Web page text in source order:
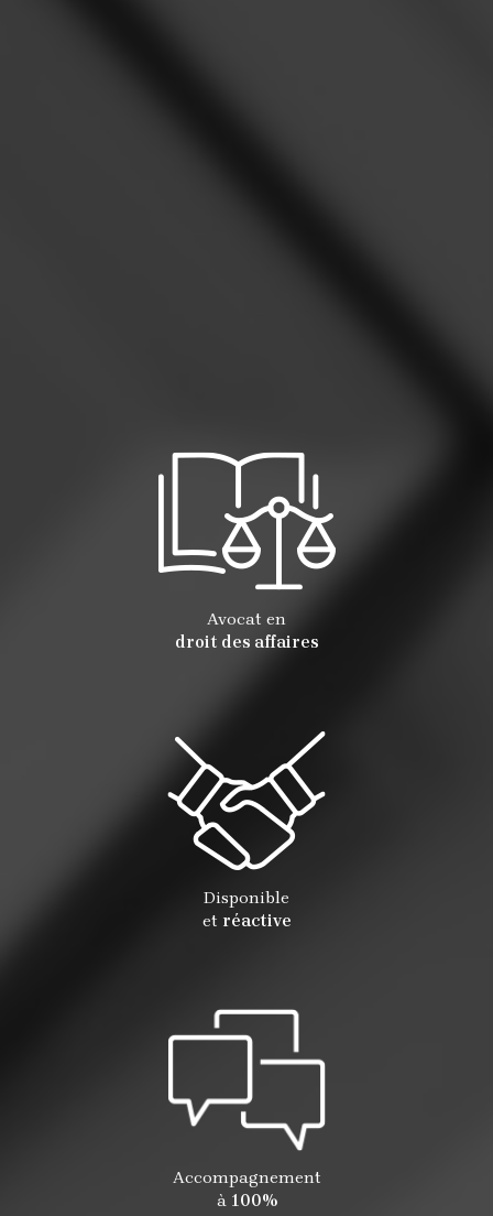
Avocat en
droit des affaires
Disponible
et réactive
Accompagnement
à 100%